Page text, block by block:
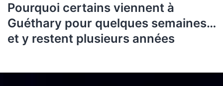
Pourquoi certains viennent à
Guéthary pour quelques semaines…
et y restent plusieurs années